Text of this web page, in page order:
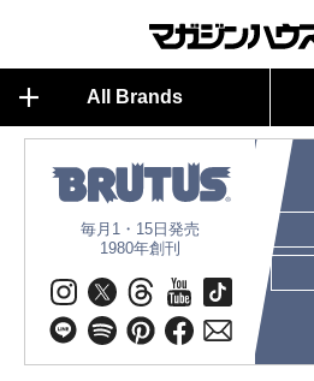
All Brands
毎月1・15日発売
1980年創刊